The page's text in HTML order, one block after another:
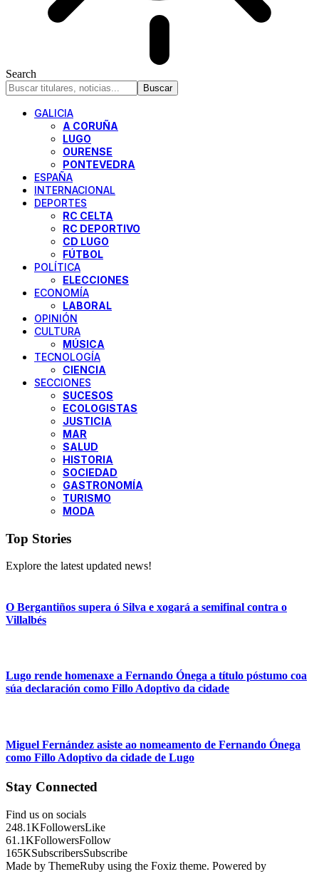
Search
GALICIA
A CORUÑA
LUGO
OURENSE
PONTEVEDRA
ESPAÑA
INTERNACIONAL
DEPORTES
RC CELTA
RC DEPORTIVO
CD LUGO
FÚTBOL
POLÍTICA
ELECCIONES
ECONOMÍA
LABORAL
OPINIÓN
CULTURA
MÚSICA
TECNOLOGÍA
CIENCIA
SECCIONES
SUCESOS
ECOLOGISTAS
JUSTICIA
MAR
SALUD
HISTORIA
SOCIEDAD
GASTRONOMÍA
TURISMO
MODA
Top Stories
Explore the latest updated news!
O Bergantiños supera ó Silva e xogará a semifinal contra o
Villalbés
Lugo rende homenaxe a Fernando Ónega a título póstumo coa
súa declaración como Fillo Adoptivo da cidade
Miguel Fernández asiste ao nomeamento de Fernando Ónega
como Fillo Adoptivo da cidade de Lugo
Stay Connected
Find us on socials
248.1KFollowersLike
61.1KFollowersFollow
165KSubscribersSubscribe
Made by ThemeRuby using the Foxiz theme. Powered by